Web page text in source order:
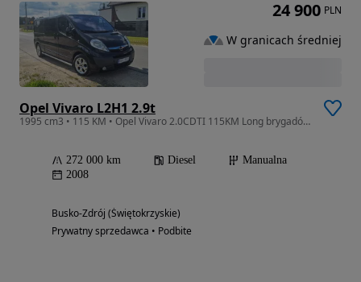
Opel Vivaro L2H1 2.9t
1995 cm3 • 115 KM • Opel Vivaro 2.0CDTI 115KM Long brygadówka 6 osobowa
272 000 km Diesel
Manualna
2008
Busko-Zdrój (Świętokrzyskie)
Prywatny sprzedawca • Podbite
24 900 PLN
W granicach średniej